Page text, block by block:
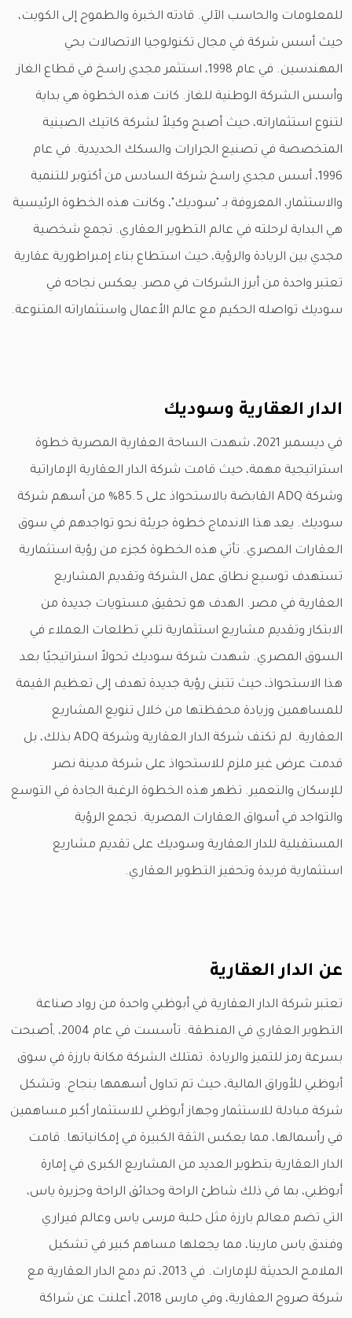
للمعلومات والحاسب الآلي. قادته الخبرة والطموح إلى الكويت،
حيث أسس شركة في مجال تكنولوجيا الاتصالات بحي
المهندسين. في عام 1998، استثمر مجدي راسخ في قطاع الغاز
وأسس الشركة الوطنية للغاز. كانت هذه الخطوة هي بداية
لتنوع استثماراته، حيث أصبح وكيلاً لشركة كاتيك الصينية
المتخصصة في تصنيع الجرارات والسكك الحديدية. في عام
1996، أسس مجدي راسخ شركة السادس من أكتوبر للتنمية
والاستثمار، المعروفة بـ "سوديك"، وكانت هذه الخطوة الرئيسية
هي البداية لرحلته في عالم التطوير العقاري. تجمع شخصية
مجدي بين الريادة والرؤية، حيث استطاع بناء إمبراطورية عقارية
تعتبر واحدة من أبرز الشركات في مصر. يعكس نجاحه في
سوديك تواصله الحكيم مع عالم الأعمال واستثماراته المتنوعة.
الدار العقارية وسوديك
في ديسمبر 2021، شهدت الساحة العقارية المصرية خطوة
استراتيجية مهمة، حيث قامت شركة الدار العقارية الإماراتية
وشركة ADQ القابضة بالاستحواذ على 85.5% من أسهم شركة
سوديك. يعد هذا الاندماج خطوة جريئة نحو تواجدهم في سوق
العقارات المصري. تأتي هذه الخطوة كجزء من رؤية استثمارية
تستهدف توسيع نطاق عمل الشركة وتقديم المشاريع
العقارية في مصر. الهدف هو تحقيق مستويات جديدة من
الابتكار وتقديم مشاريع استثمارية تلبي تطلعات العملاء في
السوق المصري. شهدت شركة سوديك تحولاً استراتيجيًا بعد
هذا الاستحواذ، حيث تتبنى رؤية جديدة تهدف إلى تعظيم القيمة
للمساهمين وزيادة محفظتها من خلال تنويع المشاريع
العقارية. لم تكتف شركة الدار العقارية وشركة ADQ بذلك، بل
قدمت عرض غير ملزم للاستحواذ على شركة مدينة نصر
للإسكان والتعمير. تظهر هذه الخطوة الرغبة الجادة في التوسع
والتواجد في أسواق العقارات المصرية. تجمع الرؤية
المستقبلية للدار العقارية وسوديك على تقديم مشاريع
استثمارية فريدة وتحفيز التطوير العقاري.
عن الدار العقارية
تعتبر شركة الدار العقارية في أبوظبي واحدة من رواد صناعة
التطوير العقاري في المنطقة. تأسست في عام 2004، ,أصبحت
بسرعة رمز للتميز والريادة. تمتلك الشركة مكانة بارزة في سوق
أبوظبي للأوراق المالية، حيث تم تداول أسهمها بنجاح. وتشكل
شركة مبادلة للاستثمار وجهاز أبوظبي للاستثمار أكبر مساهمين
في رأسمالها، مما يعكس الثقة الكبيرة في إمكانياتها. قامت
الدار العقارية بتطوير العديد من المشاريع الكبرى في إمارة
أبوظبي، بما في ذلك شاطئ الراحة وحدائق الراحة وجزيرة ياس،
التي تضم معالم بارزة مثل حلبة مرسى ياس وعالم فيراري
وفندق ياس مارينا، مما يجعلها مساهم كبير في تشكيل
الملامح الحديثة للإمارات. في 2013، تم دمج الدار العقارية مع
شركة صروح العقارية، وفي مارس 2018، أعلنت عن شراكة